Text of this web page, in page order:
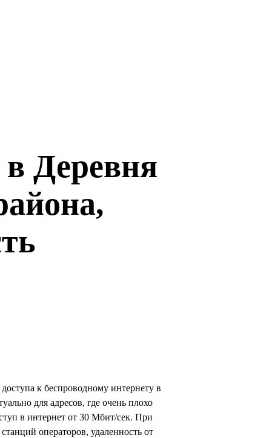
Деревня
к беспроводному интернету в
для адресов, где очень плохо
в интернет от 30 Мбит/сек. При
операторов, удаленность от